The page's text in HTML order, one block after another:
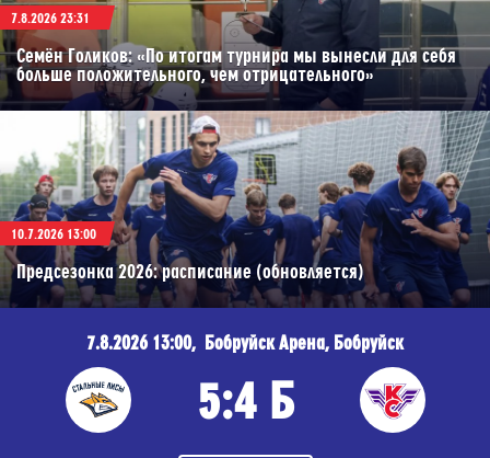
7.8.2026 23:31
Семён Голиков: «По итогам турнира мы вынесли для себя
больше положительного, чем отрицательного»
10.7.2026 13:00
Предсезонка 2026: расписание (обновляется)
7.8.2026 13:00, Бобруйск Арена, Бобруйск
5:4 Б